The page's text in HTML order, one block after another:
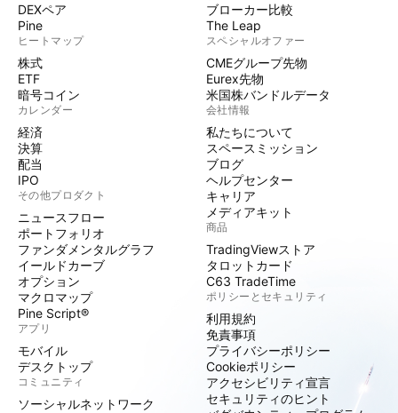
DEXペア
Pine
ヒートマップ
株式
ETF
暗号コイン
カレンダー
経済
決算
配当
IPO
その他プロダクト
ニュースフロー
ポートフォリオ
ファンダメンタルグラフ
イールドカーブ
オプション
マクロマップ
Pine Script®
アプリ
モバイル
デスクトップ
コミュニティ
ソーシャルネットワーク
ブローカー比較
The Leap
スペシャルオファー
CMEグループ先物
Eurex先物
米国株バンドルデータ
会社情報
私たちについて
スペースミッション
ブログ
ヘルプセンター
キャリア
メディアキット
商品
TradingViewストア
タロットカード
C63 TradeTime
ポリシーとセキュリティ
利用規約
免責事項
プライバシーポリシー
Cookieポリシー
アクセシビリティ宣言
セキュリティのヒント